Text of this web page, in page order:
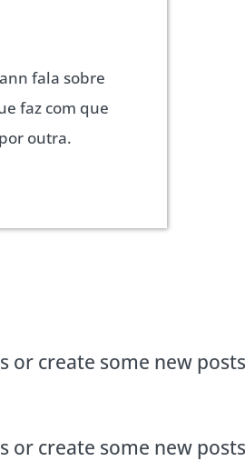
fala sobre
faz com que
outra.
or create some new
or create some new